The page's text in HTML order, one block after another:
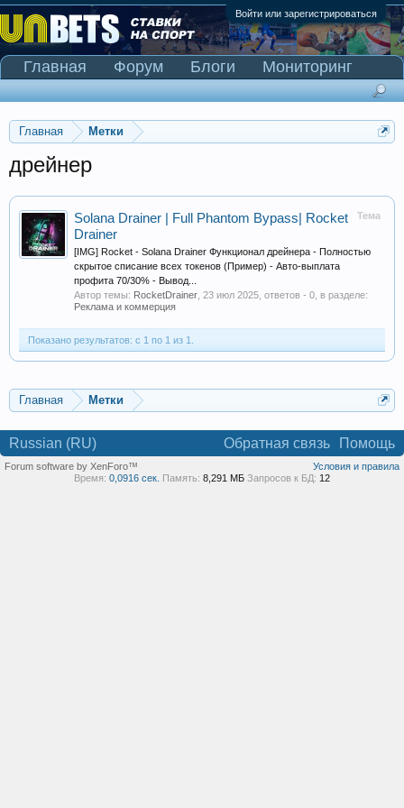
Войти или зарегистрироваться
Главная Метки
дрейнер
Тема
Solana Drainer | Full Phantom Bypass| Rocket
Drainer
[IMG] Rocket - Solana Drainer Функционал дрейнера - Полностью
скрытое списание всех токенов (Пример) - Авто-выплата
профита 70/30% - Вывод...
Автор темы: RocketDrainer 23 июл 2025 , ответов - 0, в разделе:
Реклама и коммерция
Показано результатов: с 1 по 1 из 1.
Главная Метки
Главная Форум Блоги
Мониторинг
Сканер Pinnacle
Russian (RU) Обратная связь Помощь
Условия и правила
Forum software by XenForo™
Время: 0,0916 сек. Память: 8,291 МБ Запросов к БД: 12